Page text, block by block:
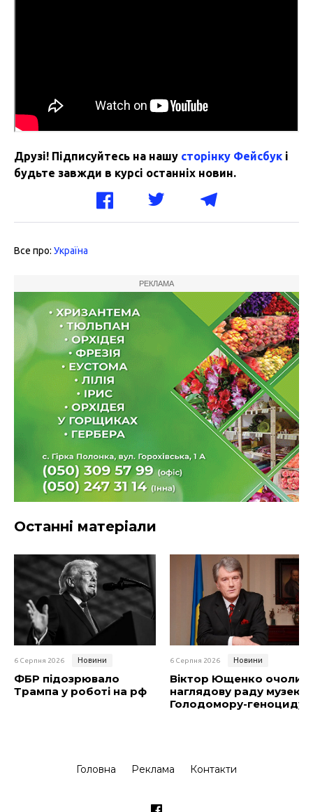
Друзі! Підписуйтесь на нашу сторінку Фейсбук і
будьте завжди в курсі останніх новин.
Все про: Україна
РЕКЛАМА
Останні матеріали
6 Серпня 2026 Новини
ФБР підозрювало
Трампа у роботі на рф
6 Серпня 2026 Новини
Віктор Ющенко очолив
наглядову раду музею
Голодомору-геноциду
Головна Реклама Контакти